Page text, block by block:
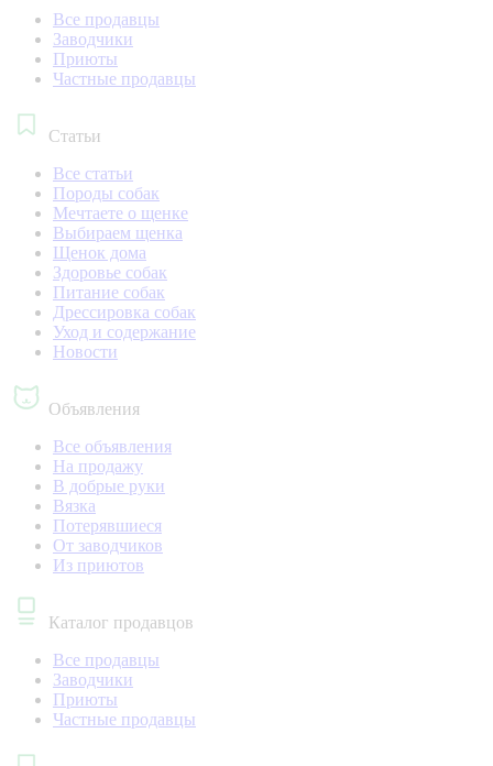
Все продавцы
Заводчики
Приюты
Частные продавцы
Статьи
Все статьи
Породы собак
Мечтаете о щенке
Выбираем щенка
Щенок дома
Здоровье собак
Питание собак
Дрессировка собак
Уход и содержание
Новости
Объявления
Все объявления
На продажу
В добрые руки
Вязка
Потерявшиеся
От заводчиков
Из приютов
Каталог продавцов
Все продавцы
Заводчики
Приюты
Частные продавцы